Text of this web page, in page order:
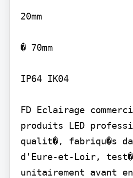
20mm
� 70mm
IP64 IK04
FD Eclairage
produits LED
qualit�, fabriqu�s
d'Eure-et-Loir,
unitairement avant